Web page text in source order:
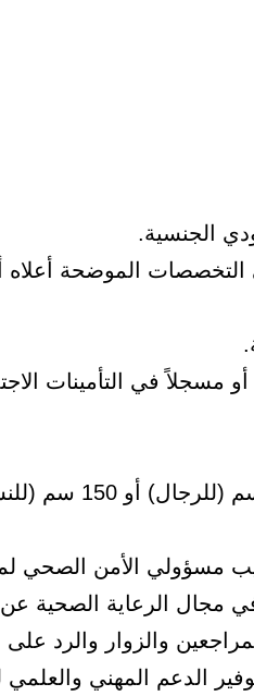
الجنسية.
الموضحة أعلاه
مسجلاً في التأمينات
مسؤولي الأمن الصحي
مجال الرعاية الصحية
والزوار والرد على
الدعم المهني والعلمي